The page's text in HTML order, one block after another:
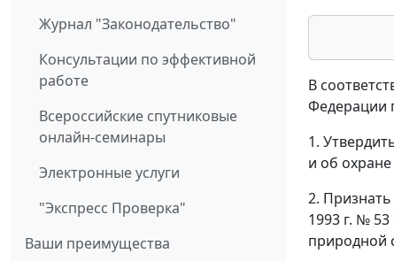
Журнал "Законодательство"
Консультации по эффективной
работе
Всероссийские спутниковые
онлайн-семинары
Электронные услуги
"Экспресс Проверка"
Ваши преимущества
В
Федерации
1.
и об
2.
1993 г. №
природной